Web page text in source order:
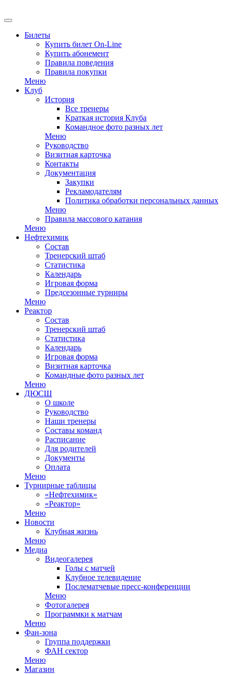
Билеты
Купить билет On-Line
Купить абонемент
Правила поведения
Правила покупки
Меню
Клуб
История
Все тренеры
Краткая история Клуба
Командное фото разных лет
Меню
Руководство
Визитная карточка
Контакты
Документация
Закупки
Рекламодателям
Политика обработки персональных данных
Меню
Правила массового катания
Меню
Нефтехимик
Состав
Тренерский штаб
Статистика
Календарь
Игровая форма
Предсезонные турниры
Меню
Реактор
Состав
Тренерский штаб
Статистика
Календарь
Игровая форма
Визитная карточка
Командные фото разных лет
Меню
ДЮСШ
О школе
Руководство
Наши тренеры
Составы команд
Расписание
Для родителей
Документы
Оплата
Меню
Турнирные таблицы
«Нефтехимик»
«Реактор»
Меню
Новости
Клубная жизнь
Меню
Медиа
Видеогалерея
Голы с матчей
Клубное телевидение
Послематчевые пресс-конференции
Меню
Фотогалерея
Программки к матчам
Меню
Фан-зона
Группа поддержки
ФАН сектор
Меню
Магазин